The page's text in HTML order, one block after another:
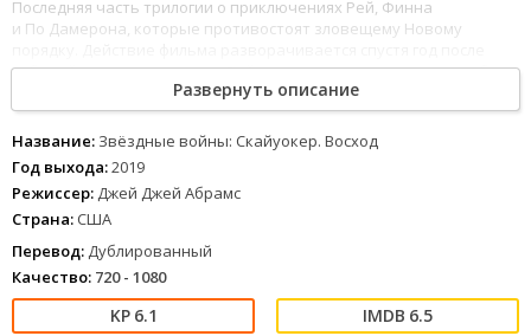
Последняя часть трилогии о приключениях Рей, Финна
и По Дамерона, которые противостоят зловещему Новому
событий восьмого эпизода. Рей предстоит выяснить, кем же были
ее родители, а также совладать с прячущейся в ней Силой.
101102 103 104 105 106 107 108 109110111 112113
1 23 45 678
Развернуть описание
Название: Звёздные войны: Скайуокер. Восход
Год выхода:2019
Режиссер: Джей Джей Абрамс
Страна: США
Перевод: Дублированный
Качество: 720 - 1080
6.1 6.5